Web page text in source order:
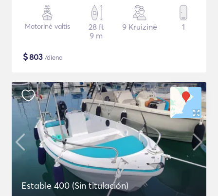
Motorinė valtis
28 ft
9 m
9 Kruizinė 1
$803 /diena
Estable 400 (Sin titulación)